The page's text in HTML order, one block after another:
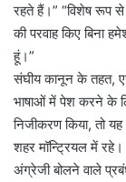
रहते हैं।” “विशेष रूप से
की परवाह किए बिना
हूं।”
संघीय कानून के तहत,
भाषाओं में पेश करने के
निजीकरण किया, तो
शहर मॉन्ट्रियल में
अंग्रेजी बोलने वाले